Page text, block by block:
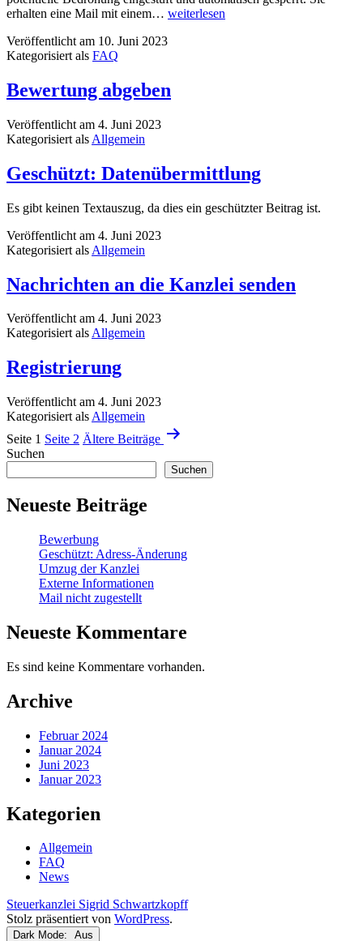
erhalten eine Mail mit einem… Mail
zugestellt
weiterlesen
Veröffentlicht am 10. Juni 2023
Kategorisiert als FAQ
Bewertung abgeben
Veröffentlicht am 4. Juni 2023
Kategorisiert als Allgemein
Geschützt: Datenübermittlung
Es gibt keinen Textauszug, da dies ein geschützter Beitrag ist.
Veröffentlicht am 4. Juni 2023
Kategorisiert als Allgemein
Nachrichten an die Kanzlei senden
Veröffentlicht am 4. Juni 2023
Kategorisiert alsAllgemein
Registrierung
Veröffentlicht am 4. Juni 2023
Kategorisiert als Allgemein
Seitennummerierung
der
Beiträge
Seite 1 Seite 2 Ältere Beiträge
Suchen
Suchen
Neueste Beiträge
Bewerbung
Geschützt: Adress-Änderung
Umzug der Kanzlei
Externe Informationen
Mail nicht zugestellt
Neueste Kommentare
Es sind keine Kommentare vorhanden.
Archive
Februar 2024
Januar 2024
Juni 2023
Januar 2023
Kategorien
Allgemein
FAQ
News
Steuerkanzlei Sigrid Schwartzkopff
Stolz präsentiert von WordPress.
Dark Mode: